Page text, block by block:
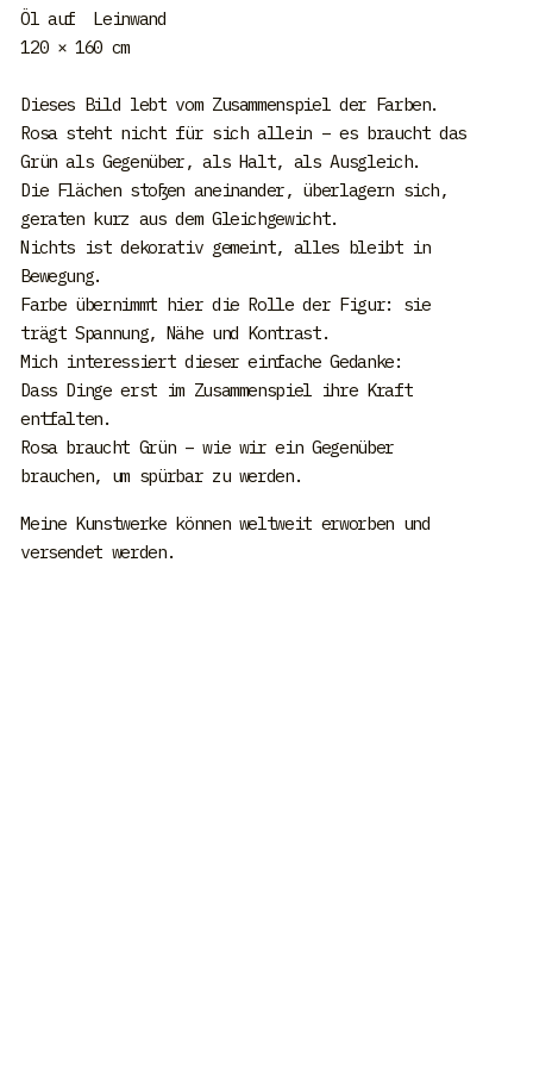
Öl auf Leinwand
120 × 160 cm
Dieses Bild lebt vom Zusammenspiel der Farben.
Rosa steht nicht für sich allein – es braucht das
Grün als Gegenüber, als Halt, als Ausgleich.
Die Flächen stoßen aneinander, überlagern sich,
geraten kurz aus dem Gleichgewicht.
Nichts ist dekorativ gemeint, alles bleibt in
Bewegung.
Farbe übernimmt hier die Rolle der Figur: sie
trägt Spannung, Nähe und Kontrast.
Mich interessiert dieser einfache Gedanke:
Dass Dinge erst im Zusammenspiel ihre Kraft
entfalten.
Rosa braucht Grün – wie wir ein Gegenüber
brauchen, um spürbar zu werden.
Meine Kunstwerke können weltweit erworben und
versendet werden.